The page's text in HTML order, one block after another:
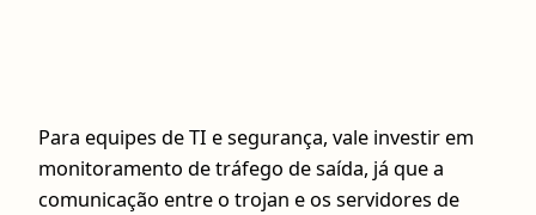
Para equipes de TI e segurança, vale investir em
monitoramento de tráfego de saída, já que a
comunicação entre o trojan e os servidores de